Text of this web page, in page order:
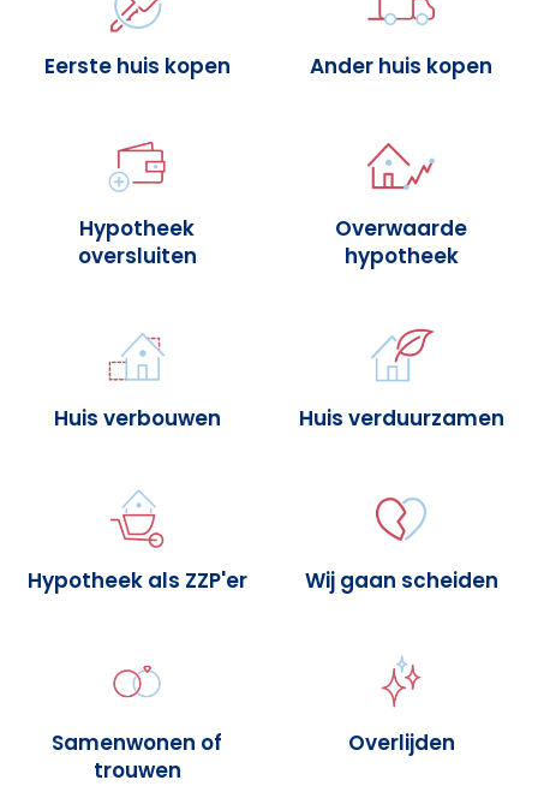
Eerste huis kopen Ander huis kopen
Hypotheek
oversluiten
Overwaarde
hypotheek
Huis verbouwen Huis verduurzamen
Hypotheek als ZZP'er Wij gaan scheiden
Samenwonen of
trouwen
Overlijden